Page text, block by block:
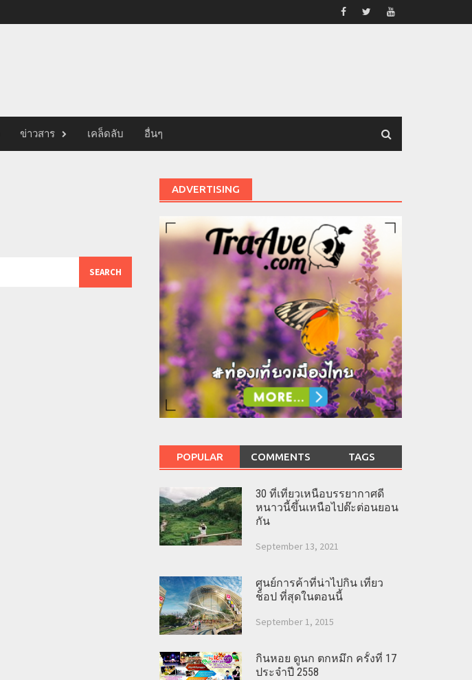
ข่าวสาร เคล็ดลับ อื่นๆ
ADVERTISING
POPULAR COMMENTS TAGS
30 ที่เที่ยวเหนือบรรยากาศดี
หนาวนี้ขึ้นเหนือไปต๊ะต่อนยอน
กัน
September 13, 2021
ศูนย์การค้าที่น่าไปกิน เที่ยว
ช็อป ที่สุดในตอนนี้
September 1, 2015
กินหอย ดูนก ตกหมึก ครั้งที่ 17
ประจำปี 2558